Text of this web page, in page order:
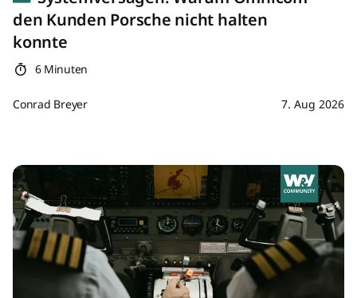
den Kunden Porsche nicht halten
konnte
6 Minuten
Conrad Breyer 7. Aug 2026